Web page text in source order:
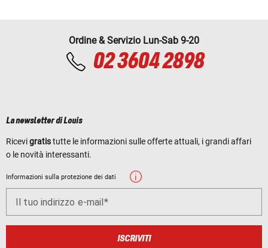
Ordine & Servizio Lun-Sab 9-20
02 3604 2898
La newsletter di Louis
Ricevigratistutte le informazioni sulle offerte attuali, i grandi affari
o le novità interessanti.
Informazioni sulla protezione dei dati
Il tuo indirizzo e-mail
ISCRIVITI